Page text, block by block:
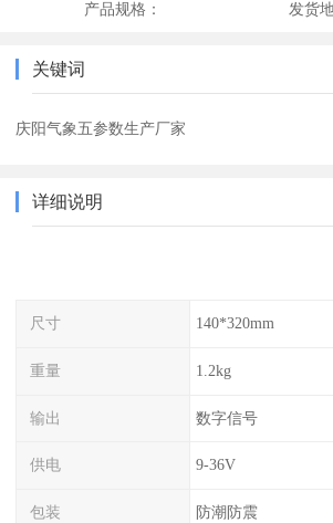
产品规格： 发货
关键词
庆阳气象五参数生产厂家
详细说明
尺寸 140*320mm
重量 1.2kg
输出 数字信号
供电 9-36V
包装 防潮防震